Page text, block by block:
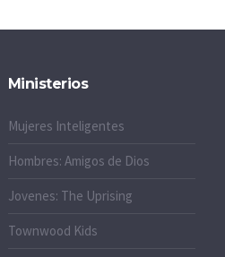
Ministerios
Mujeres Inteligentes
Hombres: Amigos de Dios
Jovenes: The Uprising
Townwood Kids